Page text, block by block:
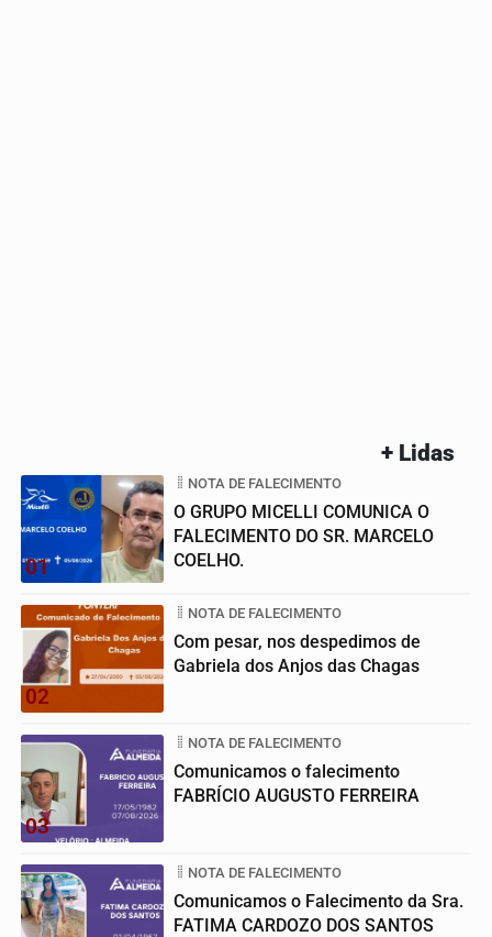
+ Lidas
01
NOTA DE FALECIMENTO
O GRUPO MICELLI COMUNICA O
FALECIMENTO DO SR. MARCELO
COELHO.
02
NOTA DE FALECIMENTO
Com pesar, nos despedimos de
Gabriela dos Anjos das Chagas
03
NOTA DE FALECIMENTO
Comunicamos o falecimento
FABRÍCIO AUGUSTO FERREIRA
NOTA DE FALECIMENTO
Comunicamos o Falecimento da Sra.
FATIMA CARDOZO DOS SANTOS